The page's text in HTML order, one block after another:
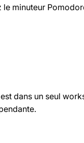
minuteur
dans un seul